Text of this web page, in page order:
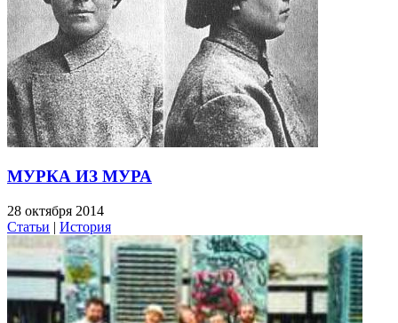
МУРКА ИЗ МУРА
28 октября 2014
Статьи | История